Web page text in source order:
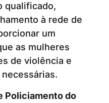
qualificado,
à rede de
um
as mulheres
de violência e
Policiamento do